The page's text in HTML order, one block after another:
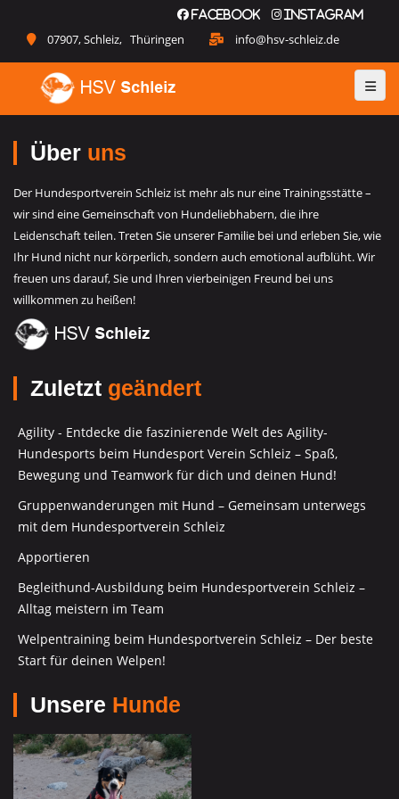
Facebook Instagram
07907, Schleiz, Thüringen info@hsv-schleiz.de
Über uns
Der Hundesportverein Schleiz ist mehr als nur eine Trainingsstätte –
wir sind eine Gemeinschaft von Hundeliebhabern, die ihre
Leidenschaft teilen. Treten Sie unserer Familie bei und erleben Sie, wie
Ihr Hund nicht nur körperlich, sondern auch emotional aufblüht. Wir
freuen uns darauf, Sie und Ihren vierbeinigen Freund bei uns
willkommen zu heißen!
Zuletzt geändert
Agility - Entdecke die faszinierende Welt des Agility-
Hundesports beim Hundesport Verein Schleiz – Spaß,
Bewegung und Teamwork für dich und deinen Hund!
Gruppenwanderungen mit Hund – Gemeinsam unterwegs
mit dem Hundesportverein Schleiz
Apportieren
Begleithund-Ausbildung beim Hundesportverein Schleiz –
Alltag meistern im Team
Welpentraining beim Hundesportverein Schleiz – Der beste
Start für deinen Welpen!
Unsere Hunde